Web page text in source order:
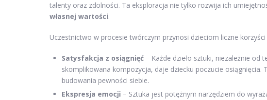
talenty oraz zdolności. Ta eksploracja nie tylko rozwija ich
własnej wartości.
Uczestnictwo w procesie twórczym przynosi dzieciom liczne korzyści
Satysfakcja z osiągnięć – Każde dzieło sztuki, niezależnie
skomplikowana kompozycja, daje dziecku poczucie osiągnięcia.
budowania pewności siebie.
Ekspresja emocji – Sztuka jest potężnym narzędziem do